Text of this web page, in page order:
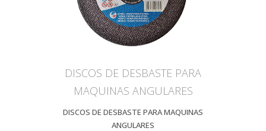
DISCOS DE DESBASTE PARA
MAQUINAS ANGULARES
DISCOS DE DESBASTE PARA MAQUINAS
ANGULARES